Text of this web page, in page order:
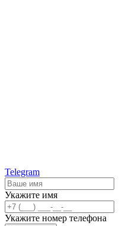
Telegram
Укажите имя
Укажите номер телефона